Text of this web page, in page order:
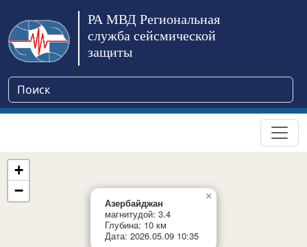
РА МВД Региональная
служба сейсмической
защиты
Азербайджан
магнитудой: 3.4
Глубина: 10 км
Дата: 2026.05.09 10:35
×
+
−